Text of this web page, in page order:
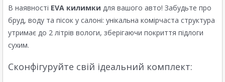
В наявності EVA килимки для вашого авто! Забудьте про
бруд, воду та пісок у салоні: унікальна комірчаста структура
утримає до 2 літрів вологи, зберігаючи покриття підлоги
сухим.
Сконфігуруйте свій ідеальний комплект: